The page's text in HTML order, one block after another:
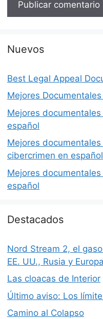
Nuevos
Best Legal Appeal
Mejores
Mejores
español
Mejores
cibercrimen en español
Mejores
español
Destacados
Nord Stream 2, el
EE. UU., Rusia y Europa
Las cloacas de Interior
Último aviso: Los
Camino al Colapso